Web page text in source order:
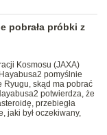
pobrała próbki z
Kosmosu (JAXA)
pomyślnie
Ryugu, skąd ma pobrać
potwierdza, że
przebiegła
jaki był oczekiwany,